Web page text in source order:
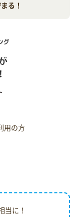
る！
用の方
当に！